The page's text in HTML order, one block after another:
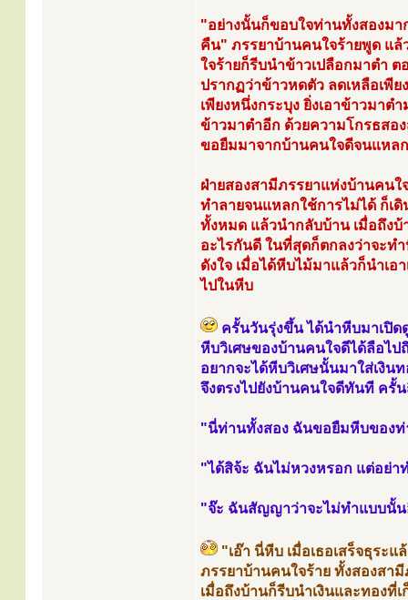
"อย่างนั้นก็ขอบใจท่านทั้งสองม
คืน" ภรรยาบ้านคนใจร้ายพูด แล้
ใจร้ายก็รีบนำข้าวเปลือกมาตำ
ปรากฏว่าข้าวหดตัว ลดเหลือเพีย
เพียงหนึ่งกระบุง ยิ่งเอาข้าวมาต
ข้าวมาตำอีก ด้วยความโกรธสอ
ขอยืมมาจากบ้านคนใจดีจนแหล
ฝ่ายสองสามีภรรยาแห่งบ้านคน
ทำลายจนแหลกใช้การไม่ได้ ก็เ
ทั้งหมด แล้วนำกลับบ้าน เมื่อถึง
อะไรกันดี ในที่สุดก็ตกลงว่าจะท
ดังใจ เมื่อได้หีบไม้มาแล้วก็นำเอ
ไปในหีบ
ครั้นวันรุ่งขึ้น ได้นำหีบมาเปิด
หีบวิเศษของบ้านคนใจดีได้ลือไป
อยากจะได้หีบวิเศษนั้นมาใส่เงิน
จึงตรงไปยังบ้านคนใจดีทันที ครั้
"นี่ท่านทั้งสอง ฉันขอยืมหีบของท่
"ได้สิจ้ะ ฉันไม่หวงหรอก แต่อย่
"จ๊ะ ฉันสัญญาว่าจะไม่ทำแบบนั้
"เอ๊า นี่หีบ เมื่อเธอเสร็จธุร
ภรรยาบ้านคนใจร้าย ทั้งสองสา
เมื่อถึงบ้านก็รีบนำเงินและทองที่